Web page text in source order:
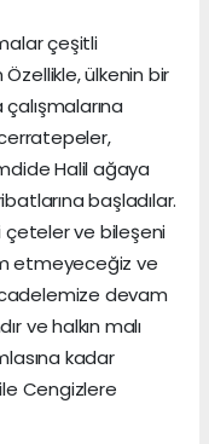
çeşitli
ülkenin bir
Halil ağaya
başladılar.
çeteler ve bileşeni
etmeyeceğiz ve
devam
ve halkın malı
kadar
Cengizlere